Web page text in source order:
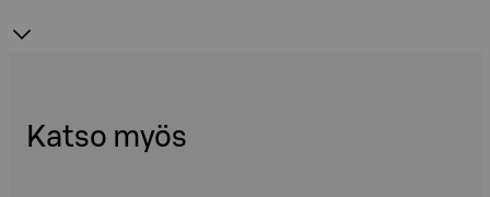
Katso myös